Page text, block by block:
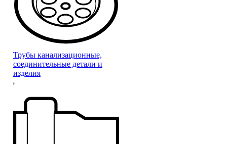
Трубы канализационные,
соединительные детали и
изделия